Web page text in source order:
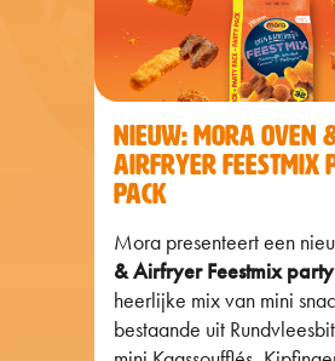
NIEUW: MORA OVEN
AIRFRYER FEESTMIX
PACK
Mora presenteert een
& Airfryer Feestmix
heerlijke mix van mini
bestaande uit